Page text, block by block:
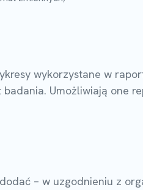
wykorzystane w
Umożliwiają one
– w uzgodnieniu z